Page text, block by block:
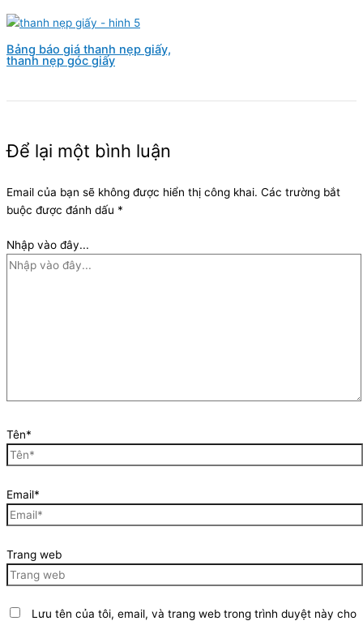
Bảng báo giá thanh nẹp giấy,
thanh nẹp góc giấy
Để lại một bình luận
Email của bạn sẽ không được hiển thị công khai. Các trường bắt
buộc được đánh dấu *
Nhập vào đây...
Tên*
Email*
Trang web
Lưu tên của tôi, email, và trang web trong trình duyệt này cho